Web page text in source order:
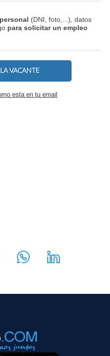
(DNI, foto,...), datos
para solicitar un empleo
VACANTE
esta en tu email